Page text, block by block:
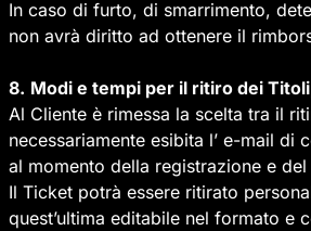
In caso di furto, di smarrimento,
non avrà diritto ad ottenere il
8. Modi e tempi per il ritiro dei
Al Cliente è rimessa la scelta tra il
necessariamente esibita l’ e-mail
al momento della registrazione e
Il Ticket potrà essere ritirato
quest’ultima editabile nel formato e